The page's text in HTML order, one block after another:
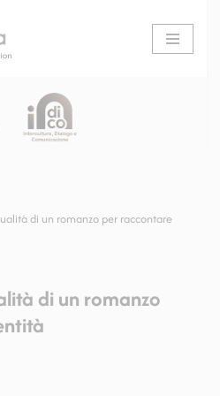
di un romanzo per raccontare
di un romanzo